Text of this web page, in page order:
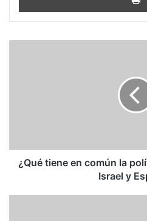
Francia,
Israel
¿Qué tiene en común la
Israel y